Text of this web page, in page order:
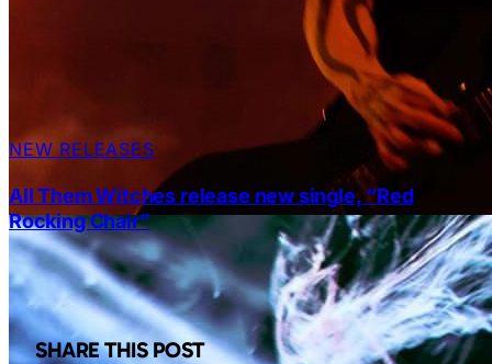
NEW RELEASES
All Them Witches release new single, “Red
Rocking Chair”
SHARE THIS POST